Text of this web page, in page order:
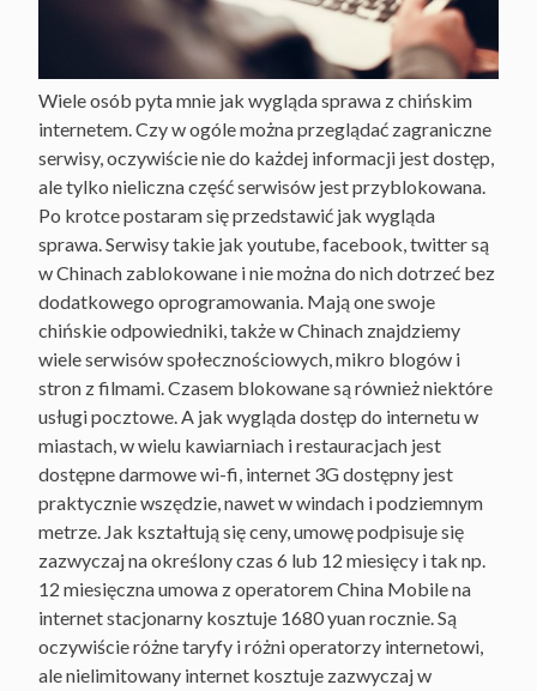
Wiele osób pyta mnie jak wygląda sprawa z chińskim
internetem. Czy w ogóle można przeglądać zagraniczne
serwisy, oczywiście nie do każdej informacji jest dostęp,
ale tylko nieliczna część serwisów jest przyblokowana.
Po krotce postaram się przedstawić jak wygląda
sprawa. Serwisy takie jak youtube, facebook, twitter są
w Chinach zablokowane i nie można do nich dotrzeć bez
dodatkowego oprogramowania. Mają one swoje
chińskie odpowiedniki, także w Chinach znajdziemy
wiele serwisów społecznościowych, mikro blogów i
stron z filmami. Czasem blokowane są również niektóre
usługi pocztowe. A jak wygląda dostęp do internetu w
miastach, w wielu kawiarniach i restauracjach jest
dostępne darmowe wi-fi, internet 3G dostępny jest
praktycznie wszędzie, nawet w windach i podziemnym
metrze. Jak kształtują się ceny, umowę podpisuje się
zazwyczaj na określony czas 6 lub 12 miesięcy i tak np.
12 miesięczna umowa z operatorem China Mobile na
internet stacjonarny kosztuje 1680 yuan rocznie. Są
oczywiście różne taryfy i różni operatorzy internetowi,
ale nielimitowany internet kosztuje zazwyczaj w